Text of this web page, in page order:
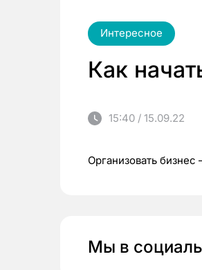
Интересное
Как
15:40 / 15.09.22
Организовать
Мы в